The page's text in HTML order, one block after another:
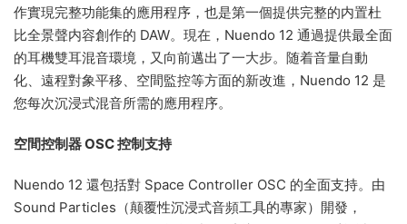
作實現完整功能集的應用程序，也是第一個提供完整的内置杜
比全景聲内容創作的 DAW。現在，Nuendo 12 通過提供最全面
的耳機雙耳混音環境，又向前邁出了一大步。随着音量自動
化、遠程對象平移、空間監控等方面的新改進，Nuendo 12 是
您每次沉浸式混音所需的應用程序。
空間控制器 OSC 控制支持
Nuendo 12 還包括對 Space Controller OSC 的全面支持。由
Sound Particles（颠覆性沉浸式音頻工具的專家）開發，